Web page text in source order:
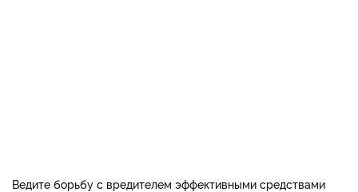
Ведите борьбу с вредителем эффективными средствами